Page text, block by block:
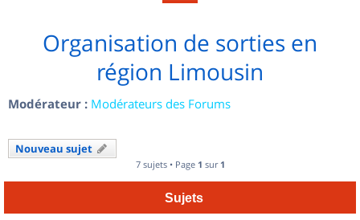
Organisation de sorties en
région Limousin
Modérateur : Modérateurs des Forums
Nouveau sujet
7 sujets • Page 1 sur 1
Sujets